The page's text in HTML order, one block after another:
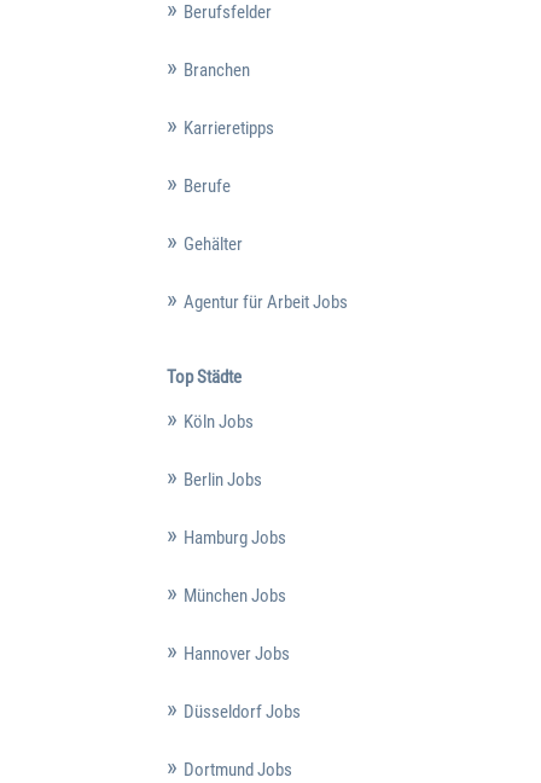
Berufsfelder
Branchen
Karrieretipps
Berufe
Gehälter
Agentur für Arbeit Jobs
Top Städte
Köln Jobs
Berlin Jobs
Hamburg Jobs
München Jobs
Hannover Jobs
Düsseldorf Jobs
Dortmund Jobs